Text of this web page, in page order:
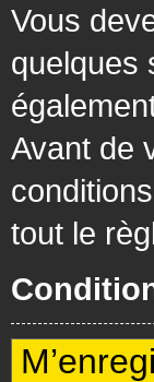
Vous
quelques
Avant de
tout le